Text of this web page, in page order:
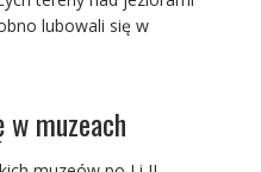
lubowali się w
w muzeach